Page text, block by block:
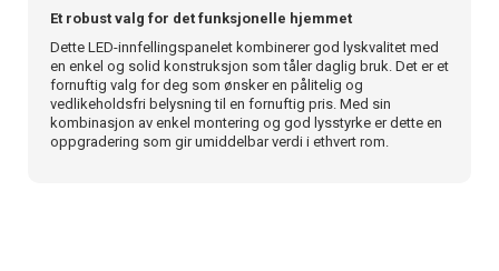
Et robust valg for det funksjonelle hjemmet
Dette LED-innfellingspanelet kombinerer god lyskvalitet med
en enkel og solid konstruksjon som tåler daglig bruk. Det er et
fornuftig valg for deg som ønsker en pålitelig og
vedlikeholdsfri belysning til en fornuftig pris. Med sin
kombinasjon av enkel montering og god lysstyrke er dette en
oppgradering som gir umiddelbar verdi i ethvert rom.